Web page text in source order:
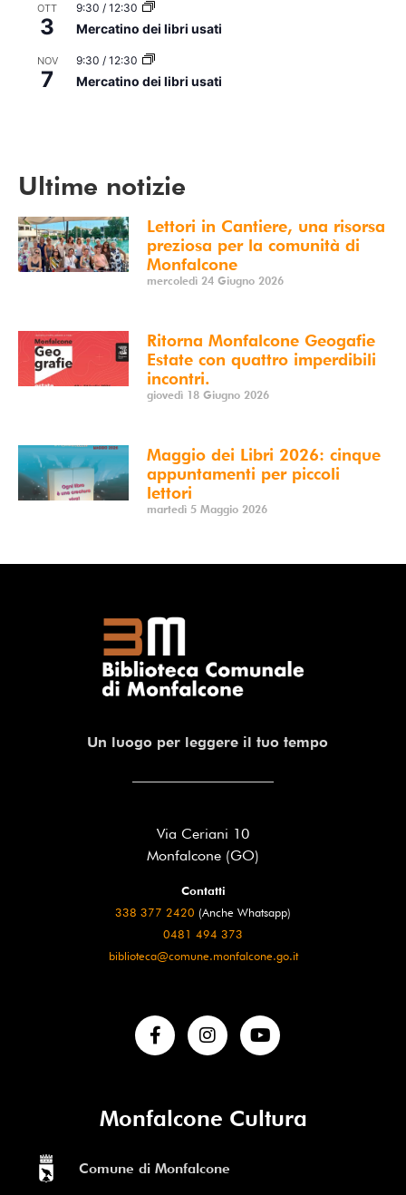
OTT
3
9:30 / 12:30
Mercatino dei libri usati
NOV
7
9:30 / 12:30
Mercatino dei libri usati
Ultime notizie
Lettori in Cantiere, una risorsa
preziosa per la comunità di
Monfalcone
mercoledì 24 Giugno 2026
Ritorna Monfalcone Geogafie
Estate con quattro imperdibili
incontri.
giovedì 18 Giugno 2026
Maggio dei Libri 2026: cinque
appuntamenti per piccoli
lettori
martedì 5 Maggio 2026
Un luogo per leggere il tuo tempo
Via Ceriani 10
Monfalcone (GO)
Contatti
338 377 2420 (Anche Whatsapp)
0481 494 373
biblioteca@comune.monfalcone.go.it
Monfalcone Cultura
Comune di Monfalcone